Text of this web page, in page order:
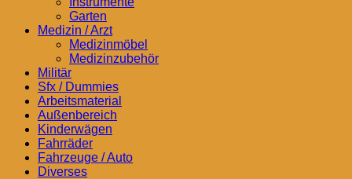
Garten
Medizin / Arzt
Medizinmöbel
Medizinzubehör
Militär
Sfx / Dummies
Arbeitsmaterial
Außenbereich
Kinderwägen
Fahrräder
Fahrzeuge / Auto
Diverses